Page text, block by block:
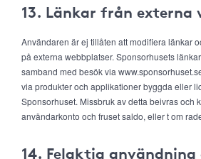
13. Länkar från externa
Användaren är ej tillåten att modifiera länkar
på externa webbplatser. Sponsorhusets
samband med besök via
via produkter och applikationer byggda eller
Sponsorhuset. Missbruk av detta beivras och
användarkonto och fruset saldo, eller t om
14. Felaktig användning